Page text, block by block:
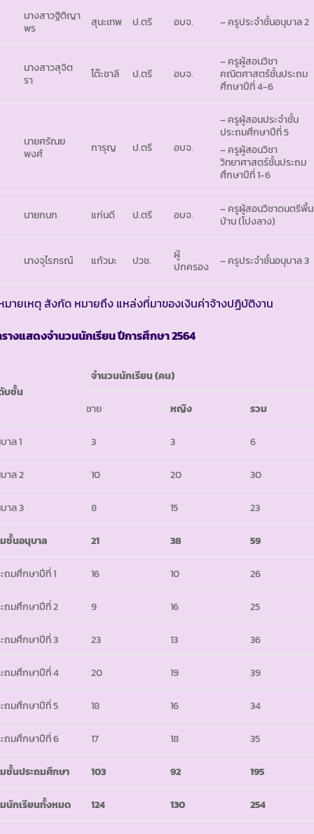
นางสาวฐิติญา
พร
สุนะเทพ ป.ตรี อบจ. – ครูประจำชั้นอนุบาล 2
นางสาวสุจิต
รา
โต๊ะชาลี ป.ตรี อบจ.
– ครูผู้สอนวิชา
คณิตศาสตร์ชั้นประถม
ศึกษาปีที่ 4-6
นายศรัณย
พงศ์
การุญ ป.ตรี อบจ.
– ครูผู้สอนประจำชั้น
ประถมศึกษาปีที่ 5
– ครูผู้สอนวิชา
วิทยาศาสตร์ชั้นประถม
ศึกษาปีที่ 1-6
นายกนก แก่นดี ป.ตรี อบจ.
– ครูผู้สอนวิชาดนตรีพื้น
บ้าน (โปงลาง)
นางจุไรภรณ์ แก้วมะ ปวช.
ผู้
ปกครอง
– ครูประจำชั้นอนุบาล 3
มายเหตุ สังกัด หมายถึง แหล่งที่มาของเงินค่าจ้างปฏิบัติงาน
างแสดงจำนวนนักเรียน ปีการศึกษา2564
บชั้น
จำนวนนักเรียน(คน)
ชาย หญิง รวม
าล 1 3 3 6
าล 2 10 20 30
าล 3 8 15 23
ชั้นอนุบาล 21 38 59
ถมศึกษาปีที่ 1 16 10 26
ถมศึกษาปีที่ 2 9 16 25
ถมศึกษาปีที่ 3 23 13 36
ถมศึกษาปีที่ 4 20 19 39
ถมศึกษาปีที่ 5 18 16 34
ถมศึกษาปีที่ 6 17 18 35
ชั้นประถมศึกษา 103 92 195
นักเรียนทั้งหมด 124 130 254